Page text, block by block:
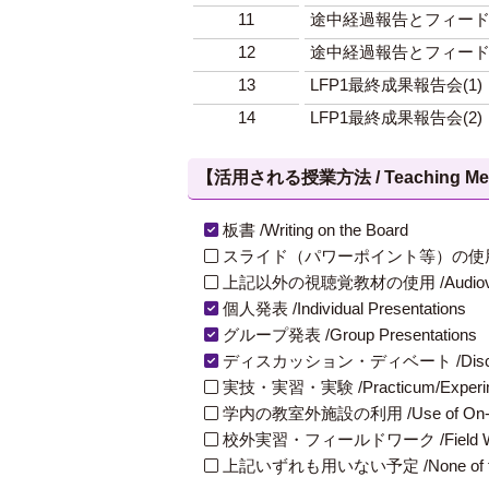
11
途中経過報告とフィー
12
途中経過報告とフィー
13
LFP1最終成果報告会(1)
14
LFP1最終成果報告会(2)
【活用される授業方法 / Teaching
板書 /Writing on the Board
スライド（パワーポイント等）の
上記以外の視聴覚教材の使用 /
個人発表 /Individual Presentations
グループ発表 /Group Presentations
ディスカッション・ディベート /
実技・実習・実験 /Practicum/
学内の教室外施設の利用 /Use of
校外実習・フィールドワーク /Field
上記いずれも用いない予定 /None of